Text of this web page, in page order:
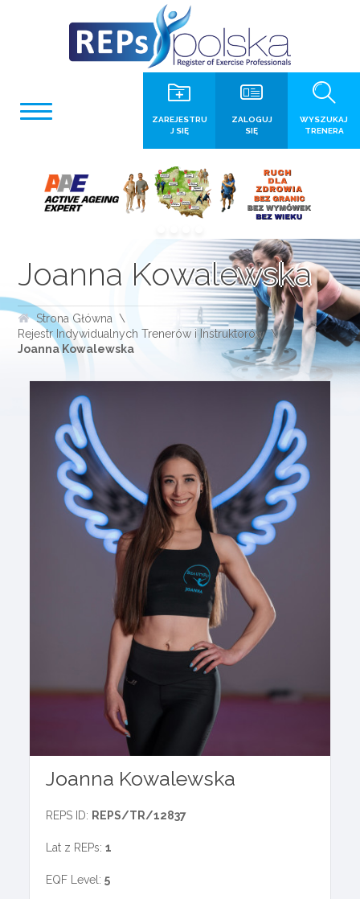
WYSZUKAJ
TRENERA
ZALOGUJ
SIĘ
ZAREJESTRU
J SIĘ
Joanna Kowalewska
Strona Główna
Rejestr Indywidualnych Trenerów i Instruktorów
Joanna Kowalewska
Joanna Kowalewska
REPS ID: REPS/TR/12837
Lat z REPs:1
EQF Level:5